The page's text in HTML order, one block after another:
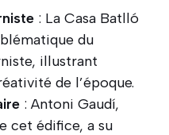
: La Casa Batlló
du
illustrant
de l’époque.
: Antoni Gaudí,
cet édifice, a su